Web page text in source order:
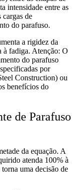
intensidade entre as
cargas de
do parafuso.
a rigidez da
à fadiga. Atenção: O
do parafuso
por
Construction) ou
benefícios do
de Parafuso
da equação. A
atenda 100% à
uma decisão de